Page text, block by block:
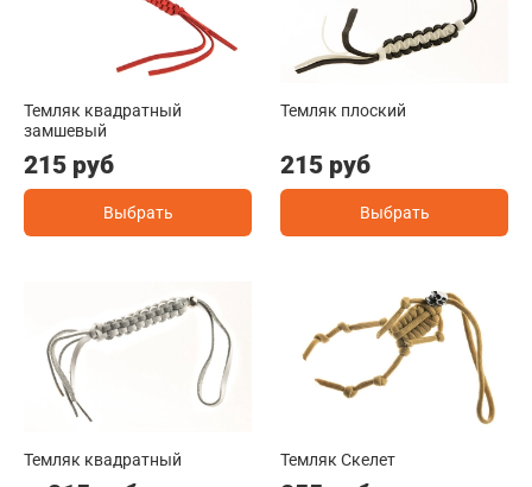
Темляк квадратный
замшевый
215 руб
Выбрать
Темляк плоский
215 руб
Выбрать
Темляк квадратный
Темляк Скелет